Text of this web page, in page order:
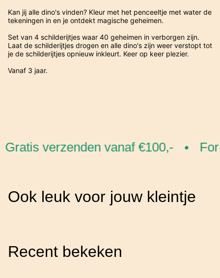
Kan jij alle dino's vinden? Kleur met het penceeltje met water de
tekeningen in en je ontdekt magische geheimen.
Set van 4 schilderijtjes waar 40 geheimen in verborgen zijn.
Laat de schilderijtjes drogen en alle dino's zijn weer verstopt tot
je de schilderijtjes opnieuw inkleurt. Keer op keer plezier.
Vanaf 3 jaar.
verzenden vanaf €100,-
Ook leuk voor jouw kleintje
Recent bekeken